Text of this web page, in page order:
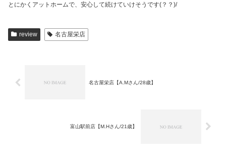
とにかくアットホームで、安心して続けていけそうです(？？)/
review 名古屋栄店
名古屋栄店【A.Mさん/28歳】
富山駅前店【M.Hさん/21歳】